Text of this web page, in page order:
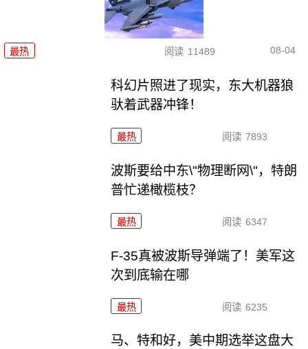
最热 阅读 11489 08-04
科幻片照进了现实，东大机器狼
驮着武器冲锋！
最热 阅读 7893
波斯要给中东\"物理断网\"，特朗
普忙递橄榄枝？
最热 阅读 6347
F-35真被波斯导弹端了！美军这
次到底输在哪
最热 阅读 6235
马、特和好，美中期选举这盘大